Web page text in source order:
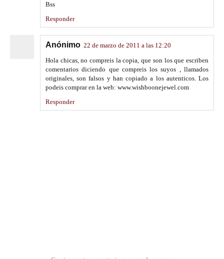
Bss
Responder
Anónimo 22 de marzo de 2011 a las 12:20
Hola chicas, no compreis la copia, que son los que escriben
comentarios diciendo que compreis los suyos , llamados
originales, son falsos y han copiado a los autenticos. Los
podeis comprar en la web: www.wishboonejewel.com
Responder